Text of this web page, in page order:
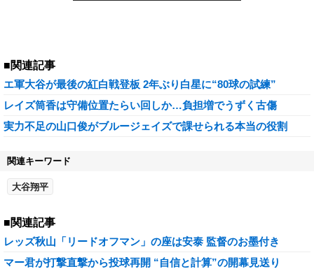
■関連記事
エ軍大谷が最後の紅白戦登板 2年ぶり白星に“80球の試練”
レイズ筒香は守備位置たらい回しか…負担増でうずく古傷
実力不足の山口俊がブルージェイズで課せられる本当の役割
関連キーワード
大谷翔平
■関連記事
レッズ秋山「リードオフマン」の座は安泰 監督のお墨付き
マー君が打撃直撃から投球再開 “自信と計算”の開幕見送り